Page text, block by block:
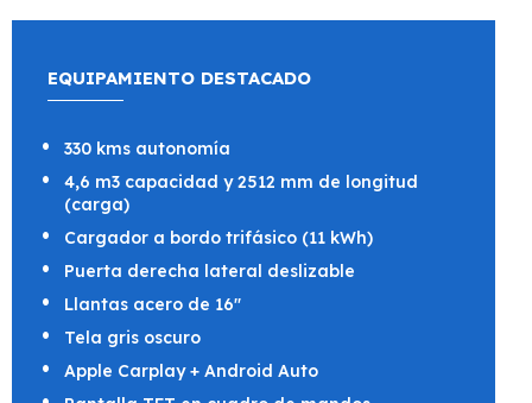
EQUIPAMIENTO DESTACADO
330 kms autonomía
4,6 m3 capacidad y 2512 mm de longitud
(carga)
Cargador a bordo trifásico (11 kWh)
Puerta derecha lateral deslizable
Llantas acero de 16"
Tela gris oscuro
Apple Carplay + Android Auto